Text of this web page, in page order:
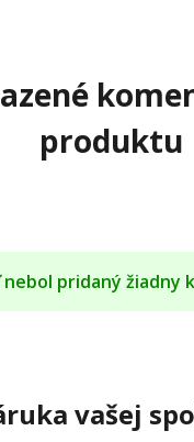
produktu
nebol pridaný žiadny
vašej